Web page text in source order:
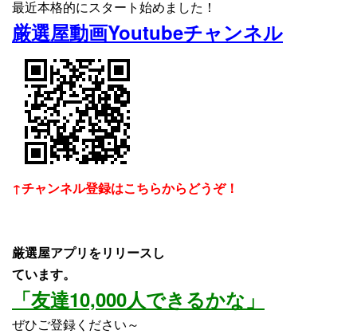
最近本格的にスタート始めました！
厳選屋動画Youtubeチャンネル
↑チャンネル登録はこちらからどうぞ！
厳選屋アプリをリリースし
ています。
「友達10,000人できるかな」
ぜひご登録ください～